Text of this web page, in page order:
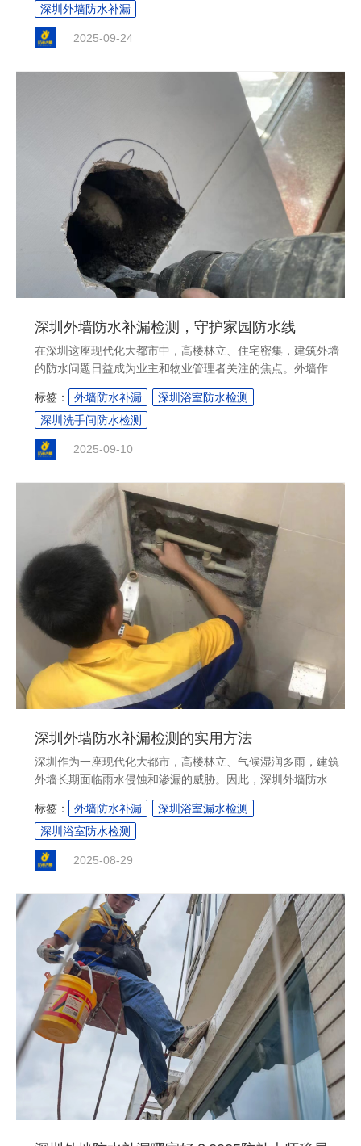
些“顽疾”，普通的修补往往治标不治本。这时，您需要的正是
一家专业、可靠、能提供精准深圳防水补漏上门服务的专业团
队，而“深圳防补大师”正是这一领域的佼佼者。....
深圳外墙防水补漏
2025-09-24
深圳外墙防水补漏检测，守护家园防水线
在深圳这座现代化大都市中，高楼林立、住宅密集，建筑外墙
的防水问题日益成为业主和物业管理者关注的焦点。外墙作为
建筑的第一道防线，其防水性能直接关系到建筑结构的安全与
居住舒适度。深圳气候湿润，雨季较长，加之台风频发，若外
墙存在渗漏隐患，极易导致内墙发霉、结构损坏，甚至影响整
体建筑安全。因此，深圳外墙防水补漏检测作为一项专业服
务，正逐渐成为保障建筑品质的重要环节。....
标签： 外墙防水补漏
深圳浴室防水检测
深圳洗手间防水检测
2025-09-10
深圳外墙防水补漏检测的实用方法
深圳作为一座现代化大都市，高楼林立、气候湿润多雨，建筑
外墙长期面临雨水侵蚀和渗漏的威胁。因此，深圳外墙防水补
漏检测成为建筑维护中不可或缺的一环。深圳防补大师将结合
实际经验，介绍几种实用且高效的检测方法，帮助业主和物业
管理者及时发现并解决问题，避免潜在的安全隐患和经济损
失。....
标签： 外墙防水补漏
深圳浴室漏水检测
深圳浴室防水检测
2025-08-29